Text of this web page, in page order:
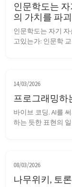
인문학도는
의 가치를 파
인문학도는 자기
고있는가: 인문학
니라고 생각한, 인문
14/03/2026
프로그래밍하
바이브 코딩. AI를
하는 듯한 표현의
력이 좀 부족한 친구
08/03/2026
나무위키, 토